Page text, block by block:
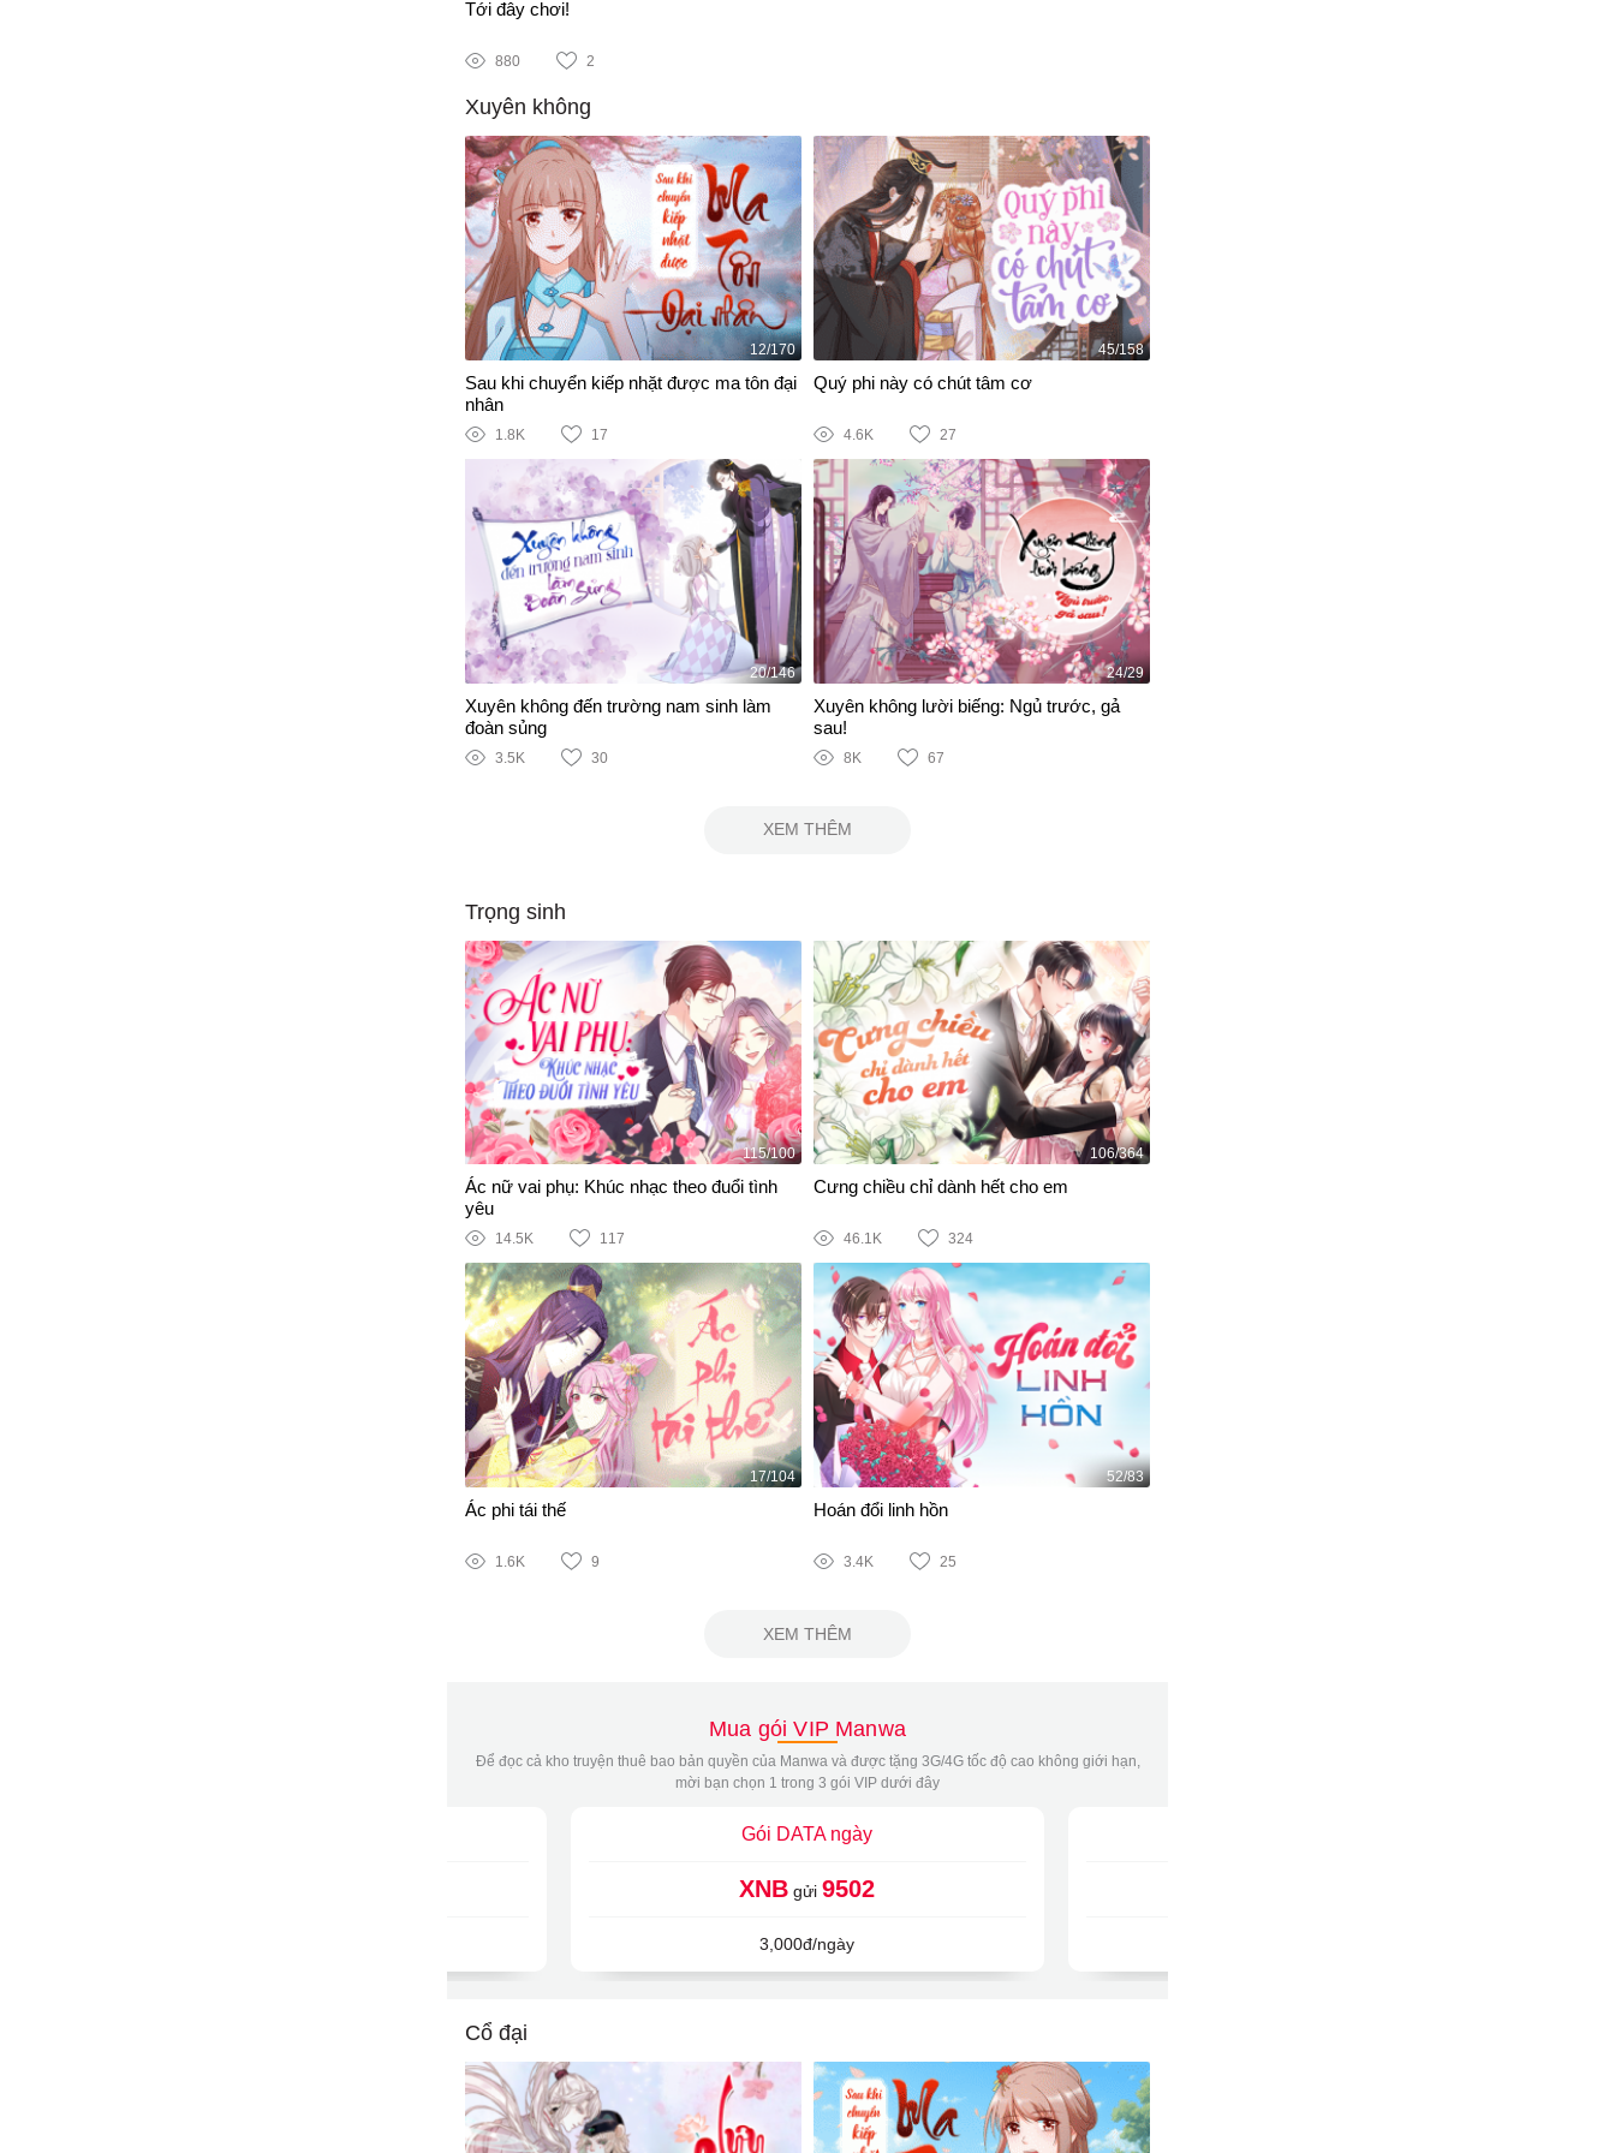
Tới đây chơi!
880 2
Xuyên không
12/170
Sau khi chuyển kiếp nhặt được ma tôn đại
nhân
1.8K 17
45/158
Quý phi này có chút tâm cơ
4.6K 27
20/146
Xuyên không đến trường nam sinh làm
đoàn sủng
3.5K 30
24/29
Xuyên không lười biếng: Ngủ trước, gả
sau!
8K 67
XEM THÊM
Trọng sinh
115/100
Ác nữ vai phụ: Khúc nhạc theo đuổi tình
yêu
14.5K 117
106/364
Cưng chiều chỉ dành hết cho em
46.1K 324
17/104
Ác phi tái thế
1.6K 9
52/83
Hoán đổi linh hồn
3.4K 25
XEM THÊM
Mua gói VIP Manwa
Để đọc cả kho truyện thuê bao bản quyền của Manwa và được tặng 3G/4G tốc độ cao không giới hạn,
mời bạn chọn 1 trong 3 gói VIP dưới đây
Gói DATA ngày
XNB gửi9502
3,000đ/ngày
Cổ đại